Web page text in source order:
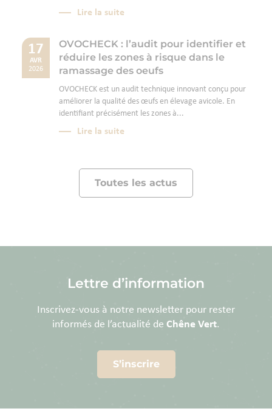
Lire la suite
17
AVR
2026
OVOCHECK : l’audit pour identifier et
réduire les zones à risque dans le
ramassage des oeufs
OVOCHECK est un audit technique innovant conçu pour
améliorer la qualité des œufs en élevage avicole. En
identifiant précisément les zones à...
Lire la suite
Toutes les actus
Lettre d’information
Inscrivez-vous à notre newsletter pour rester
informés de l’actualité de Chêne Vert.
S’inscrire